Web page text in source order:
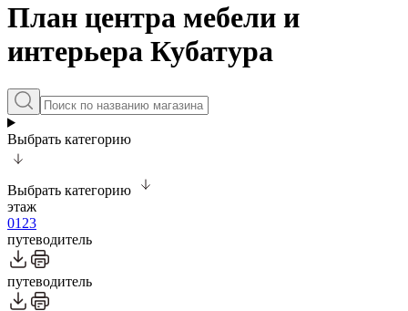
План центра мебели и
интерьера Кубатура
Выбрать категорию
Выбрать категорию
этаж
01 23
путеводитель
путеводитель